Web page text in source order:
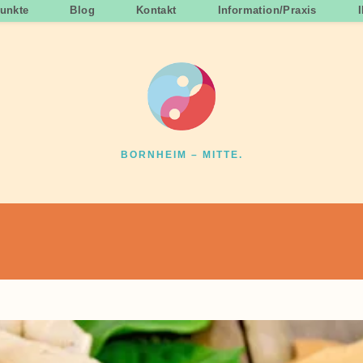
Blog Kontakt Information/Praxis
BORNHEIM – MITTE.